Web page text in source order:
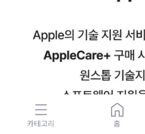
카테고리 홈